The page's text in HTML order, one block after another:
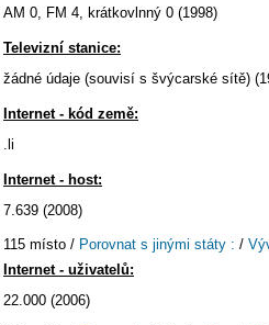
AM 0, FM 4, krátkovlnný 0 (1998)
Televizní stanice:
žádné údaje (souvisí s švýcarské sítě)
Internet - kód země:
.li
Internet - host:
7.639 (2008)
115 místo / Porovnat s jinými státy : /
Internet - uživatelů:
22.000 (2006)